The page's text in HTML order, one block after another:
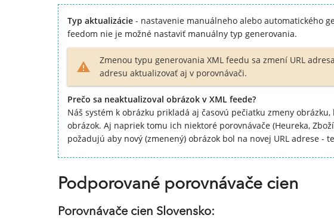
Typ aktualizácie - nastavenie manuálneho alebo automatického
feedom nie je možné nastaviť manuálny typ generovania.
Zmenou typu generovania XML feedu sa zmení URL
adresu aktualizovať aj v porovnávači.
Prečo sa neaktualizoval obrázok v XML feede?
Náš systém k obrázku prikladá aj časovú pečiatku zmeny
obrázok. Aj napriek tomu ich niektoré porovnávače (Heureka,
požadujú aby nový (zmenený) obrázok bol na novej URL adrese -
Podporované porovnávače cien
Porovnávače cien Slovensko: